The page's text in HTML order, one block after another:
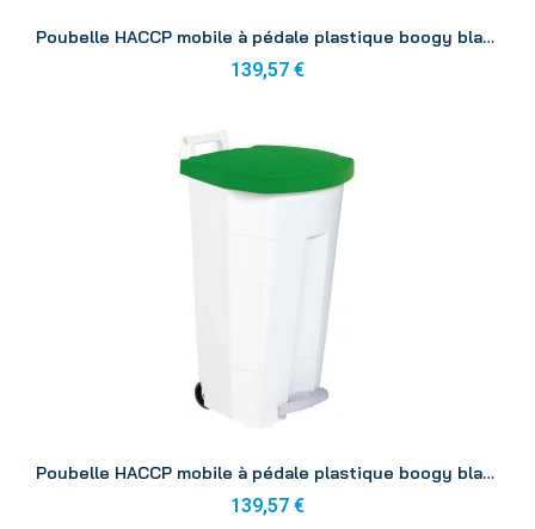
Poubelle HACCP mobile à pédale plastique boogy blanc-bleu 90L
139,57 €
Poubelle HACCP mobile à pédale plastique boogy blanc-vert 90L
139,57 €